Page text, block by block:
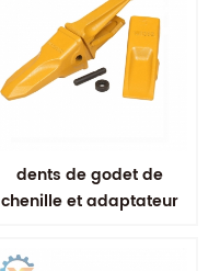
dents de godet de
chenille et adaptateur
une ténacité élevée